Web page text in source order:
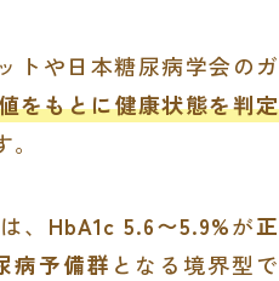
トや日本糖尿病学会のガ
をもとに健康状態を判定
、 HbA1c 5.6〜5.9%が正
病予備群 となる境界型で